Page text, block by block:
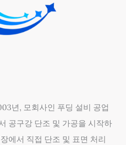
년, 모회사인 푸딩 설비 공업
공구강 단조 및 가공을 시작하
에서 직접 단조 및 표면 처리